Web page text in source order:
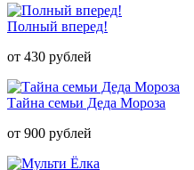
Полный вперед!
от 430 рублей
Тайна семьи Деда Мороза
от 900 рублей